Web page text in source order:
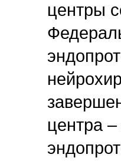
центры
центра